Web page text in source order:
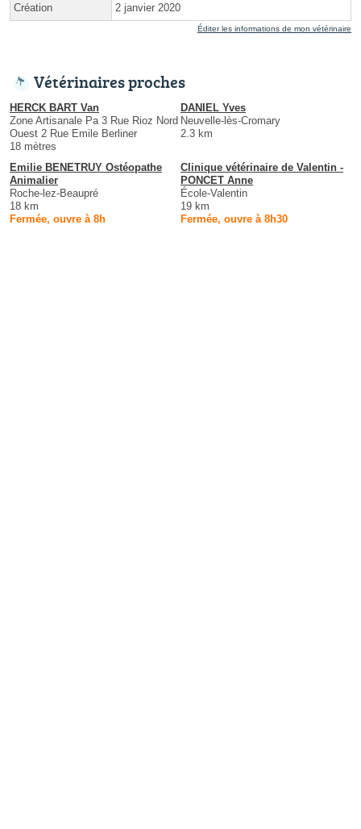
Création 2 janvier 2020
Éditer les informations de mon vétérinaire
Vétérinaires proches
HERCK BART Van
Zone Artisanale Pa 3 Rue Rioz Nord
Ouest 2 Rue Emile Berliner
18 mètres
DANIEL Yves
Neuvelle-lès-Cromary
2.3 km
Emilie BENETRUY Ostéopathe
Animalier
Roche-lez-Beaupré
18 km
Fermée, ouvre à 8h
Clinique vétérinaire de Valentin -
PONCET Anne
École-Valentin
19 km
Fermée, ouvre à 8h30